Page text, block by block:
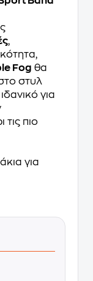
,
Fog θα
στυλ
για
πιο
για